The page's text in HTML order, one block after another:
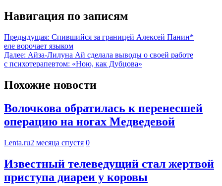
Навигация по записям
Предыдущая: Спившийся за границей Алексей Панин*
еле ворочает языком
Далее: Айза-Лилуна Ай сделала выводы о своей работе
с психотерапевтом: «Ною, как Дубцова»
Похожие новости
Волочкова обратилась к перенесшей
операцию на ногах Медведевой
Lenta.ru2 месяца спустя 0
Известный телеведущий стал жертвой
приступа диареи у коровы